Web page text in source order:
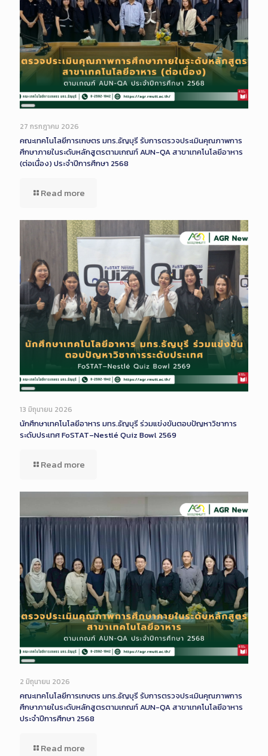
Long
Description
27 กรกฎาคม 2026
คณะเทคโนโลยีการเกษตร มทร.ธัญบุรี รับการตรวจประเมินคุณภาพการ
ศึกษาภายในระดับหลักสูตรตามเกณฑ์ AUN-QA สาขาเทคโนโลยีอาหาร
(ต่อเนื่อง) ประจำปีการศึกษา 2568
Read more
Long
Description
13 มิถุนายน 2026
นักศึกษาเทคโนโลยีอาหาร มทร.ธัญบุรี ร่วมแข่งขันตอบปัญหาวิชาการ
ระดับประเทศ FoSTAT–Nestlé Quiz Bowl 2569
Read more
Long
Description
2 มิถุนายน 2026
คณะเทคโนโลยีการเกษตร มทร.ธัญบุรี รับการตรวจประเมินคุณภาพการ
ศึกษาภายในระดับหลักสูตรตามเกณฑ์ AUN-QA สาขาเทคโนโลยีอาหาร
ประจำปีการศึกษา 2568
Read more